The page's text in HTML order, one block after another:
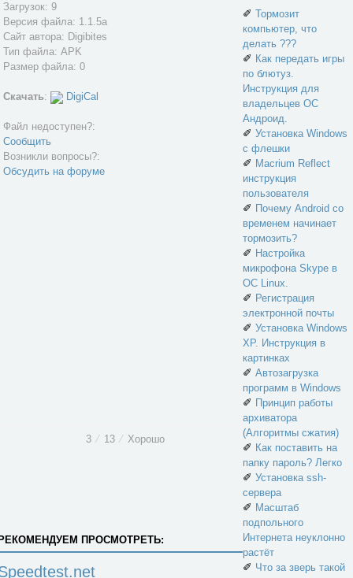
Загрузок: 9
Версия файла: 1.1.5a
Сайт автора: Digibites
Тип файла: APK
Размер файла: 0
Скачать: DigiCal
Файл недоступен?:
Сообщить
Возникли вопросы?:
Обсудить на форуме
3 ⁄ 13 ⁄ Хорошо
ПРОСМОТРЕТЬ:
✐ Тормозит
компьютер, что
делать ???
✐ Как передать игры
по блютуз.
Инструкция для
владельцев ОС
Андроид.
✐ Установка Windows
с флешки
✐ Macrium Reflect
инструкция
пользователя
✐ Почему Android со
временем начинает
тормозить?
✐ Настройка
микрофона Skype в
ОС Linux.
✐ Регистрация
электронной почты
✐ Установка Windows
XP. Инструкция в
картинках
✐ Автозагрузка
программ в Windows
✐ Принцип работы
архиватора
(Алгоритмы сжатия)
✐ Как поставить на
папку пароль? Легко
✐ Установка ssh-
сервера
✐ Масштаб
подпольного
Интернета неуклонно
растёт
✐ Что за зверь такой